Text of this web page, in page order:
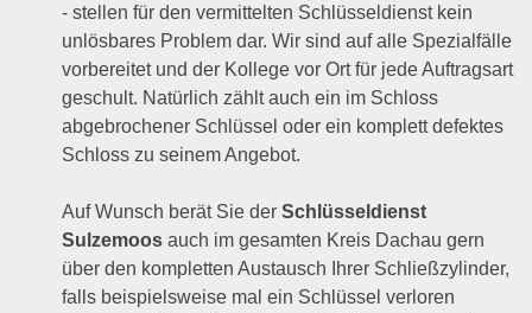
- stellen für den vermittelten Schlüsseldienst kein
unlösbares Problem dar. Wir sind auf alle Spezialfälle
vorbereitet und der Kollege vor Ort für jede Auftragsart
geschult. Natürlich zählt auch ein im Schloss
abgebrochener Schlüssel oder ein komplett defektes
Schloss zu seinem Angebot.
Auf Wunsch berät Sie derSchlüsseldienst
Sulzemoos auch im gesamten Kreis Dachau gern
über den kompletten Austausch Ihrer Schließzylinder,
falls beispielsweise mal ein Schlüssel verloren